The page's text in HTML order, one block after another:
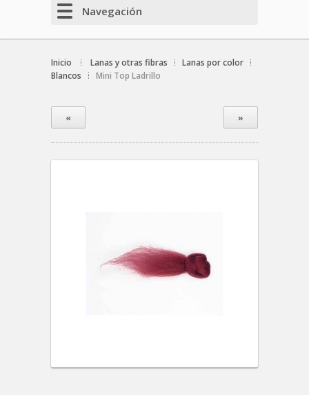
Navegación
Inicio Lanas y otras fibras
Lanas por color
Blancos
Mini Top Ladrillo
« »